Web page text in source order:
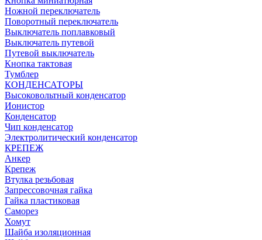
Ножной переключатель
Поворотный переключатель
Выключатель поплавковый
Выключатель путевой
Путевой выключатель
Кнопка тактовая
Тумблер
КОНДЕНСАТОРЫ
Высоковольтный конденсатор
Ионистор
Конденсатор
Чип конденсатор
Электролитический конденсатор
КРЕПЕЖ
Анкер
Крепеж
Втулка резьбовая
Запрессовочная гайка
Гайка пластиковая
Саморез
Хомут
Шайба изоляционная